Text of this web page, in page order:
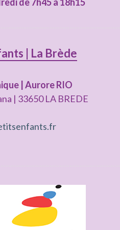
| La Brède
| Aurore RIO
| 33650 LA BREDE